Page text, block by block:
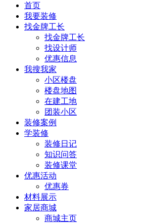
首页
我要装修
找金牌工长
找金牌工长
找设计师
优惠信息
我搜我家
小区楼盘
楼盘地图
在建工地
团装小区
装修案例
学装修
装修日记
知识问答
装修课堂
优惠活动
优惠券
材料展示
家居商城
商城主页